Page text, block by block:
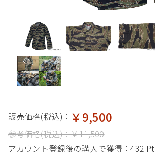
販売価格(税込)： ￥9,500
参考価格(税込)：￥11,500
アカウント登録後の購入で獲得：432 Pt